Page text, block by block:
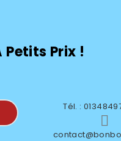
Petits Prix !
Tél. :
